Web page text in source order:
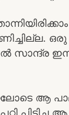
ഒരു
സാന്ദ്ര
ആ പാല്